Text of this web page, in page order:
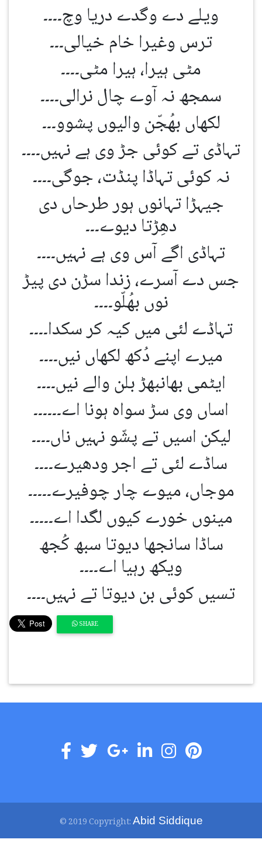
ویلے دے وگدے دریا وچ۔۔۔۔
ترس وغیرا خام خیالی۔۔۔
مٹی ہیرا، ہیرا مٹی۔۔۔۔
سمجھ نہ آوے چال نرالی۔۔۔۔
لکھاں بھُجّن والیوں پشوو۔۔۔
تہاڈی تے کوئی جڑ وی ہے نہیں۔۔۔۔
نہ کوئی تہاڈا پنڈت، جوگی۔۔۔۔
جیہڑا تہانوں ہور طرحاں دی
دھِڑتا دیوے۔۔۔
تہاڈی اگے آس وی ہے نہیں۔۔۔۔
جس دے آسرے، زندا سڑن دی پیڑ
نوں بھُلّو۔۔۔۔
تہاڈے لئی میں کیہ کر سکدا۔۔۔۔
میرے اپنے دُکھ لکھاں نیں۔۔۔۔
ایٹمی بھانبھڑ بلن والے نیں۔۔۔۔
اساں وی سڑ سواہ ہونا اے۔۔۔۔۔۔
لیکن اسیں تے پشّو نہیں ناں۔۔۔۔
ساڈے لئی تے اجر ودھیرے۔۔۔۔
موجاں، میوے چار چوفیرے۔۔۔۔۔
مینوں خورے کیوں لگدا اے۔۔۔۔۔
ساڈا سانجھا دیوتا سبھ کُجھ
ویکھ رہیا اے۔۔۔۔
تسیں کوئی بن دیوتا تے نہیں۔۔۔۔
SHARE
© 2019 Copyright:Abid Siddique